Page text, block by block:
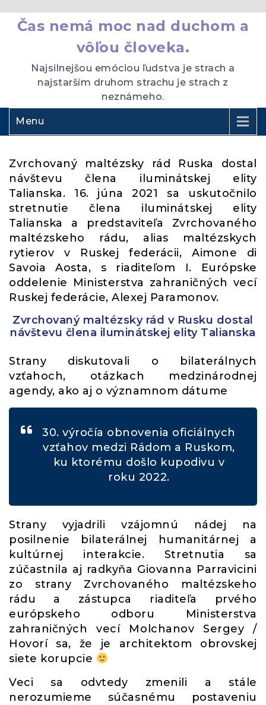
Čas nemá moc nad duchom a
vôľou človeka.
Najsilnejšou emóciou ľudstva je strach a
najstarším druhom strachu je strach z
neznámeho.
Menu
Zvrchovaný maltézsky rád Ruska dostal
návštevu člena iluminátskej elity
Talianska. 16. júna 2021 sa uskutočnilo
stretnutie člena iluminátskej elity
Talianska a predstaviteľa Zvrchovaného
maltézskeho rádu, alias maltézskych
rytierov v Ruskej federácii, Aimone di
Savoia Aosta, s riaditeľom I. Európske
oddelenie Ministerstva zahraničných vecí
Ruskej federácie, Alexej Paramonov.
Zvrchovaný maltézsky rád v Rusku dostal
návštevu člena iluminátskej elity Talianska
Strany diskutovali o bilaterálnych
vzťahoch, otázkach medzinárodnej
agendy, ako aj o významnom dátume
30. výročía obnovenia oficiálnych
vzťahov medzi Rádom a Ruskom,
ku ktorému došlo kupodivu v
roku 2022.
Strany vyjadrili vzájomnú nádej na
posilnenie bilaterálnej humanitárnej a
kultúrnej interakcie. Stretnutia sa
zúčastnila aj radkyňa Giovanna Parravicini
zo strany Zvrchovaného maltézskeho
rádu a zástupca riaditeľa prvého
európskeho odboru Ministerstva
zahraničných vecí Molchanov Sergey /
Hovorí sa, že je architektom obrovskej
siete korupcie
Veci sa odvtedy zmenili a stále
nerozumieme súčasnému postaveniu